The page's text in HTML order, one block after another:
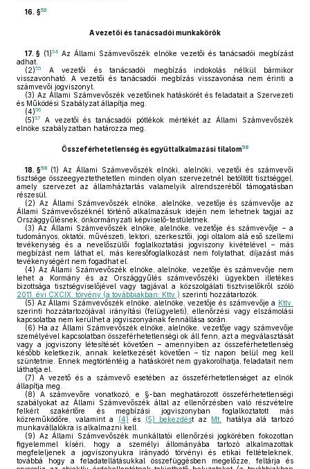
16. §53
A vezetői és tanácsadói munkakörök
17. § (1)54 Az Állami Számvevőszék elnöke vezetői és tanácsadói megbízást
adhat.
(2)55
A vezetői és tanácsadói megbízás indokolás nélkül bármikor
visszavonható. A vezetői és tanácsadói megbízás visszavonása nem érinti a
számvevői jogviszonyt.
(3) Az Állami Számvevőszék vezetőinek hatáskörét és feladatait a Szervezeti
és Működési Szabályzat állapítja meg.
(4)56
(5)57
A vezetői és tanácsadói pótlékok mértékét az Állami Számvevőszék
elnöke szabályzatban határozza meg.
Összeférhetetlenség és együttalkalmazási tilalom58
18. §59 (1) Az Állami Számvevőszék elnöki, alelnöki, vezetői és számvevői
tisztsége összeegyeztethetetlen minden olyan szervezetnél betöltött tisztséggel,
amely szervezet az államháztartás valamelyik alrendszeréből támogatásban
részesül.
(2) Az Állami Számvevőszék elnöke, alelnöke, vezetője és számvevője az
Állami Számvevőszéknél történő alkalmazásuk idején nem lehetnek tagjai az
Országgyűlésnek, önkormányzati képviselő-testületnek.
(3) Az Állami Számvevőszék elnöke, alelnöke, vezetője és számvevője – a
tudományos, oktatói, művészeti, lektori, szerkesztői, jogi oltalom alá eső szellemi
tevékenység és a nevelőszülői foglalkoztatási jogviszony kivételével – más
megbízást nem láthat el, más keresőfoglalkozást nem folytathat, díjazást más
tevékenységért nem fogadhat el.
(4) Az Állami Számvevőszék elnöke, alelnöke, vezetője és számvevője nem
lehet a Kormány és az Országgyűlés számvevőszéki ügyekben illetékes
bizottsága tisztségviselőjével vagy tagjával a közszolgálati tisztviselőkről szóló
2011. évi CXCIX. törvény (a továbbiakban: Kttv.) szerinti hozzátartozók.
(5) Az Állami Számvevőszék elnöke, alelnöke, vezetője és számvevője a Kttv.
szerinti hozzátartozójával irányítási (felügyeleti), ellenőrzési vagy elszámolási
kapcsolatba nem kerülhet a jogviszonyának fennállása során.
(6) Ha az Állami Számvevőszék elnöke, alelnöke, vezetője vagy számvevője
személyével kapcsolatban összeférhetetlenségi ok áll fenn, azt a megválasztását
vagy a jogviszony létesítését követően – amennyiben az összeférhetetlenség
később keletkezik, annak keletkezését követően – tíz napon belül meg kell
szüntetnie. Ennek megtörténtéig a hatáskörét nem gyakorolhatja, feladatait nem
láthatja el.
(7) A vezető és a számvevő esetében az összeférhetetlenséget az elnök
állapítja meg.
(8) A számvevőre vonatkozó, e §-ban meghatározott összeférhetetlenségi
szabályokat az Állami Számvevőszék által az ellenőrzésben való részvételre
felkért szakértőre és megbízási jogviszonyban foglalkoztatott más
közreműködőre, valamint a
(4) és (5) bekezdést az Mt.
hatálya alá tartozó
munkavállalókra is alkalmazni kell.
(9) Az Állami Számvevőszék munkáltatói ellenőrzési jogkörében fokozottan
figyelemmel kíséri, hogy a személyi állományába tartozó alkalmazottak
megfeleljenek a jogviszonyukra irányadó törvényi és etikai feltételeknek,
továbbá hogy a feladatellátásukkal összefüggésben megelőzze, feltárja és